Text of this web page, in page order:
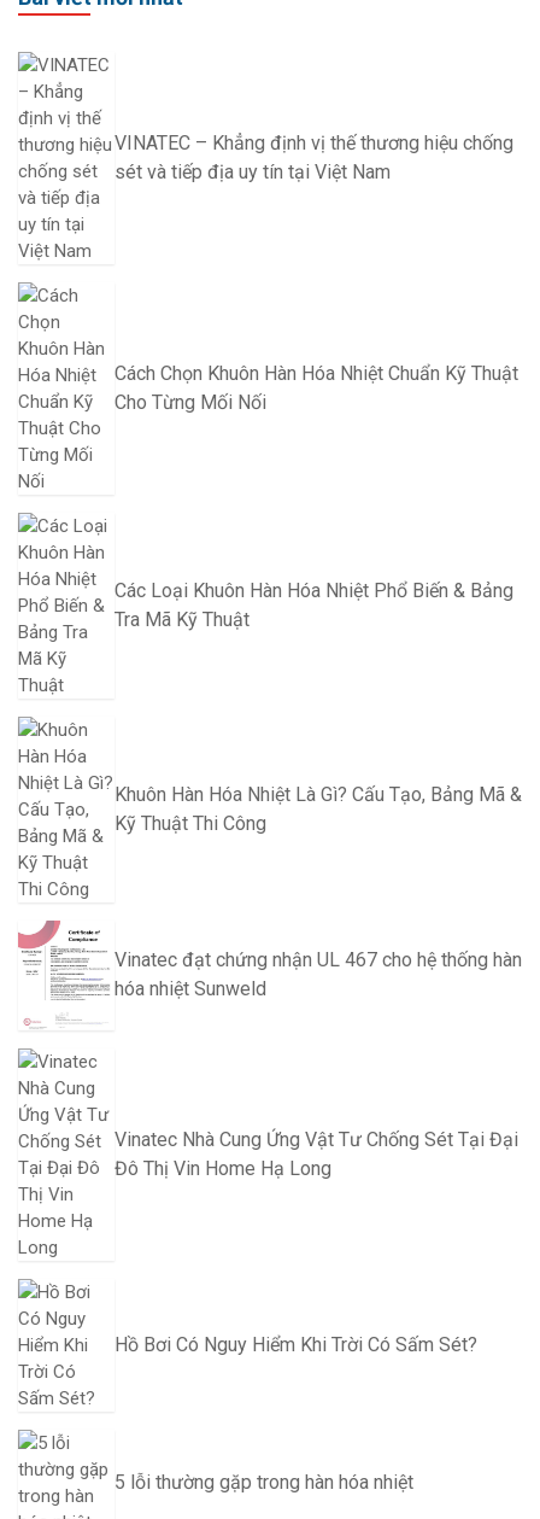
VINATEC – Khẳng định vị thế thương hiệu chống
sét và tiếp địa uy tín tại Việt Nam
Cách Chọn Khuôn Hàn Hóa Nhiệt Chuẩn Kỹ Thuật
Cho Từng Mối Nối
Các Loại Khuôn Hàn Hóa Nhiệt Phổ Biến & Bảng
Tra Mã Kỹ Thuật
Khuôn Hàn Hóa Nhiệt Là Gì? Cấu Tạo, Bảng Mã &
Kỹ Thuật Thi Công
Vinatec đạt chứng nhận UL 467 cho hệ thống hàn
hóa nhiệt Sunweld
Vinatec Nhà Cung Ứng Vật Tư Chống Sét Tại Đại
Đô Thị Vin Home Hạ Long
Hồ Bơi Có Nguy Hiểm Khi Trời Có Sấm Sét?
5 lỗi thường gặp trong hàn hóa nhiệt